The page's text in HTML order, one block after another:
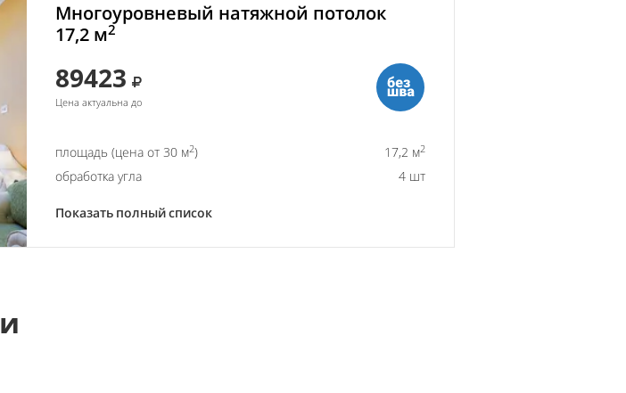
Многоуровневый натяжной потолок
17,2 м2
89423
Цена актуальна до
площадь (цена от 30 м2) 17,2 м2
обработка угла 4 шт
Показать полный список